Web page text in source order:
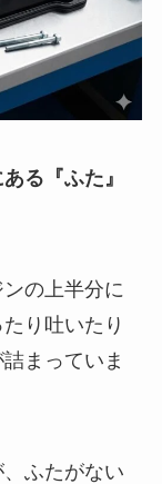
る『ふた』
の上半分に
り吐いたり
まっていま
ふたがない